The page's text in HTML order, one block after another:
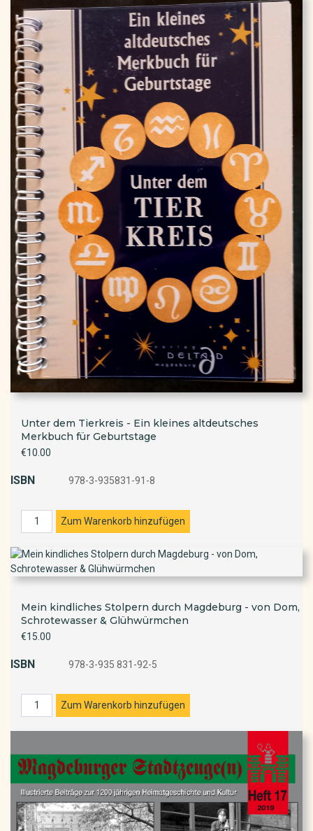
Unter dem Tierkreis - Ein kleines altdeutsches
Merkbuch für Geburtstage
€10.00
ISBN 978-3-935831-91-8
Mein kindliches Stolpern durch Magdeburg - von Dom,
Schrotewasser & Glühwürmchen
€15.00
ISBN 978-3-935 831-92-5